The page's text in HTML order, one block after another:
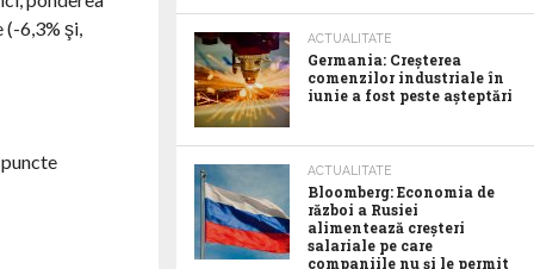
(-6,3% şi,
ACTUALITATE
Germania: Creșterea
comenzilor industriale în
iunie a fost peste așteptări
ACTUALITATE
Bloomberg: Economia de
război a Rusiei
alimentează creșteri
salariale pe care
companiile nu și le permit